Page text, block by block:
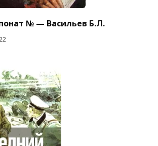
№ — Васильев Б.Л.